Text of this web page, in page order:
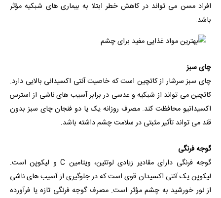
افراد مسن می تواند در کاهش خطر ابتلا به بیماری های شبکیه مؤثر
باشد.
چای سبز
چای سبز سرشار از کاتچین است که خاصیت آنتی اکسیدانی بالایی دارد.
کاتچین می تواند از شبکیه و عدسی در برابر آسیب های ناشی از استرس
اکسیداتیو محافظت کند. مصرف روزانه یک یا دو فنجان چای سبز بدون
قند می تواند تأثیر مثبتی در سلامت چشم داشته باشد.
گوجه فرنگی
گوجه فرنگی دارای مقادیر زیادی لوتئین، ویتامین C و لیکوپن است.
لیکوپن یک آنتی اکسیدان قوی است که در جلوگیری از آسیب های ناشی
از نور خورشید به چشم مؤثر است. مصرف گوجه فرنگی تازه یا فرآورده